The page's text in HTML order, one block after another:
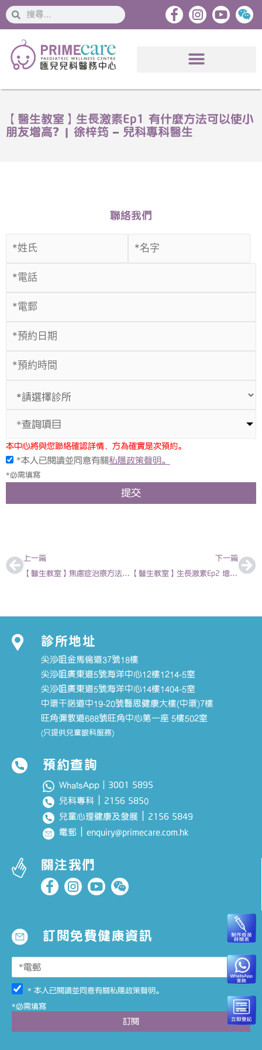
搜
索
搜
索
【醫生教室】生長激素Ep1 有什麼方法可以使小
朋友增高? | 徐梓筠 – 兒科專科醫生
聯絡我們
*查詢項目
本中心將與您聯絡確認詳情，方為確實是次預約。
*本人已閱讀並同意有關私隱政策聲明。
*必需填寫
提交
上一篇
【醫生教室】焦慮症治療方法 | 蔡穎怡 – 精神科專科醫生
下一篇
【醫生教室】生長激素Ep2 增高藥真的存在嗎? | 徐梓筠 – 兒科專科醫生
診所地址
尖沙咀金馬倫道37號18樓
尖沙咀廣東道5號海洋中心12樓1214-5室
尖沙咀廣東道5號海洋中心14樓1404-5室
中環干諾道中19-20號醫思健康大樓(中環)7樓
旺角彌敦道688號旺角中心第一座 5樓502室
(只提供兒童眼科服務)
預約查詢
WhatsApp｜ 3001 5895
兒科專科 2156 5850
兒童心理健康及發展
2156 5849
電郵 ｜enquiry@primecare.com.hk
關注我們
訂閱免費健康資訊
* 本人已閱讀並同意有關私隱政策聲明。
*必需填寫